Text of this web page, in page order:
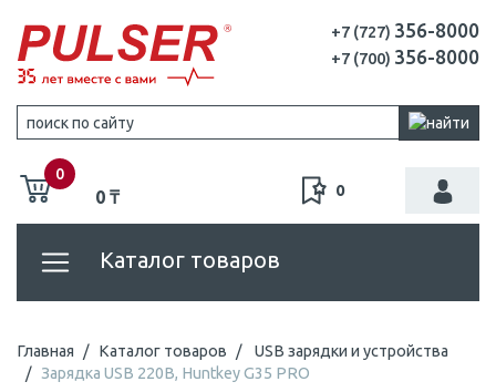
+7 (727) 356-8000
+7 (700) 356-8000
0
0 ₸ 0
Каталог товаров
Главная Каталог товаров
USB зарядки и устройства
Зарядка USB 220В, Huntkey G35 PRO